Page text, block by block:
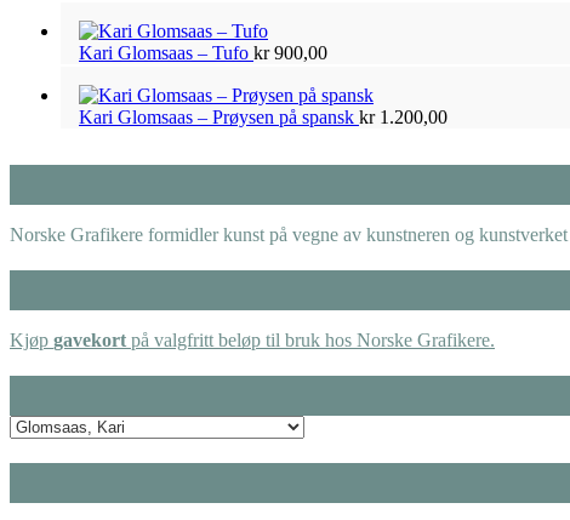
Kari Glomsaas – Tufo kr900,00
Kari Glomsaas – Prøysen på spansk kr1.200,00
Norske Grafikere formidler kunst på vegne av kunstneren og
Kjøp gavekort på valgfritt beløp til bruk hos Norske Grafikere.